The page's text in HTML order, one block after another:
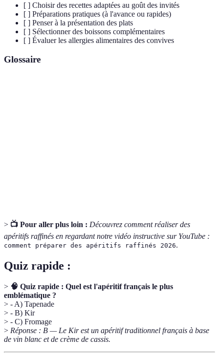
[ ] Choisir des recettes adaptées au goût des invités
[ ] Préparations pratiques (à l'avance ou rapides)
[ ] Penser à la présentation des plats
[ ] Sélectionner des boissons complémentaires
[ ] Évaluer les allergies alimentaires des convives
Glossaire
> 📺 Pour aller plus loin : Découvrez comment réaliser des
apéritifs raffinés en regardant notre vidéo instructive sur YouTube :
comment préparer des apéritifs raffinés 2026.
Quiz rapide :
> 🧠 Quiz rapide : Quel est l'apéritif français le plus
emblématique ?
> - A) Tapenade
> - B) Kir
> - C) Fromage
> Réponse : B — Le Kir est un apéritif traditionnel français à base
de vin blanc et de crème de cassis.